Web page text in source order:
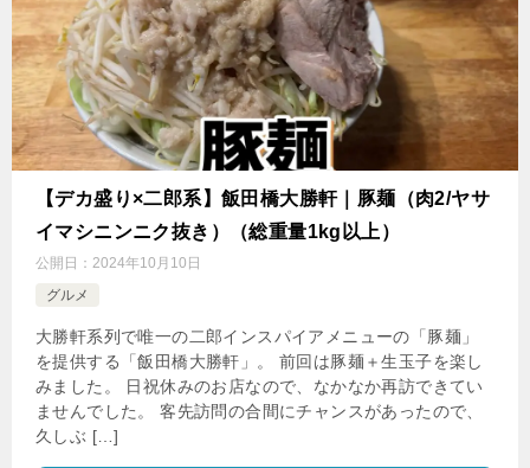
【デカ盛り×二郎系】飯田橋大勝軒｜豚麺（肉2/ヤサ
イマシニンニク抜き）（総重量1kg以上）
公開日： 2024年10月10日
グルメ
大勝軒系列で唯一の二郎インスパイアメニューの「豚麺」
を提供する「飯田橋大勝軒」。 前回は豚麺＋生玉子を楽し
みました。 日祝休みのお店なので、なかなか再訪できてい
ませんでした。 客先訪問の合間にチャンスがあったので、
久しぶ […]